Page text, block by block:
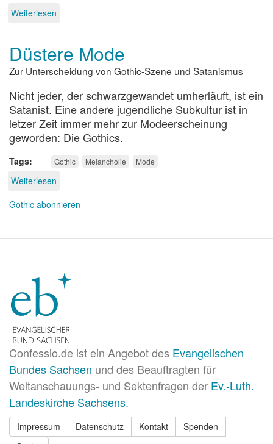
Weiterlesen
Vergehens
Düstere Mode
Zur Unterscheidung von Gothic-Szene und Satanismus
Nicht jeder, der schwarzgewandet umherläuft, ist ein
Satanist. Eine andere jugendliche Subkultur ist in
letzer Zeit immer mehr zur Modeerscheinung
geworden: Die Gothics.
Tags Gothic Melancholie Mode
Weiterlesen
Mode
Gothic abonnieren
Confessio.de ist ein Angebot des Evangelischen
Bundes Sachsen und des Beauftragten für
Weltanschauungs- und Sektenfragen der Ev.-Luth.
Landeskirche Sachsens.
Impressum Datenschutz Kontakt
Spenden